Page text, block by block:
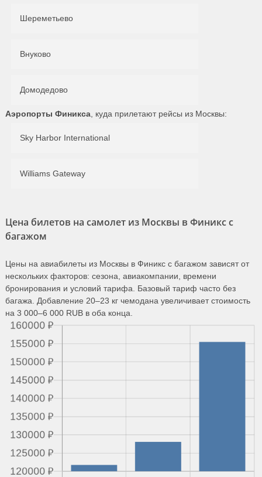
Шереметьево
Внуково
Домодедово
Аэропорты Финикса , куда прилетают рейсы из Москвы:
Sky Harbor International
Williams Gateway
Цена билетов на самолет из Москвы в Финикс с
багажом
Цены на авиабилеты из Москвы в Финикс с багажом зависят от
нескольких факторов: сезона, авиакомпании, времени
бронирования и условий тарифа. Базовый тариф часто без
багажа. Добавление 20–23 кг чемодана увеличивает стоимость
на 3 000–6 000 RUB в оба конца.